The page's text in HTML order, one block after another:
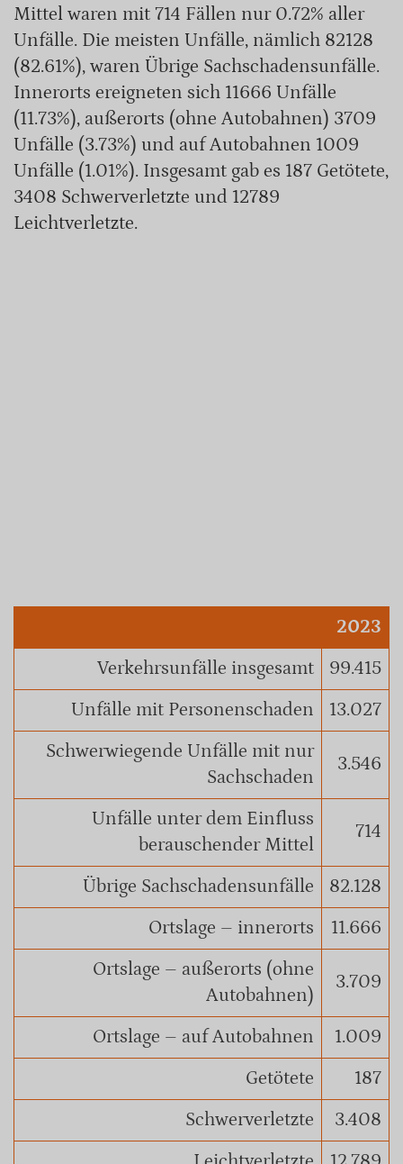
Mittel waren mit 714 Fällen nur 0.72% aller
Unfälle. Die meisten Unfälle, nämlich 82128
(82.61%), waren Übrige Sachschadensunfälle.
Innerorts ereigneten sich 11666 Unfälle
(11.73%), außerorts (ohne Autobahnen) 3709
Unfälle (3.73%) und auf Autobahnen 1009
Unfälle (1.01%). Insgesamt gab es 187 Getötete,
3408 Schwerverletzte und 12789
Leichtverletzte.
2023
Verkehrsunfälle insgesamt
99.415
Unfälle mit Personenschaden
13.027
Schwerwiegende Unfälle mit nur
Sachschaden
3.546
Unfälle unter dem Einfluss
berauschender Mittel
714
Übrige Sachschadensunfälle
82.128
Ortslage – innerorts
11.666
Ortslage – außerorts (ohne
Autobahnen)
3.709
Ortslage – auf Autobahnen
1.009
Getötete
187
Schwerverletzte
3.408